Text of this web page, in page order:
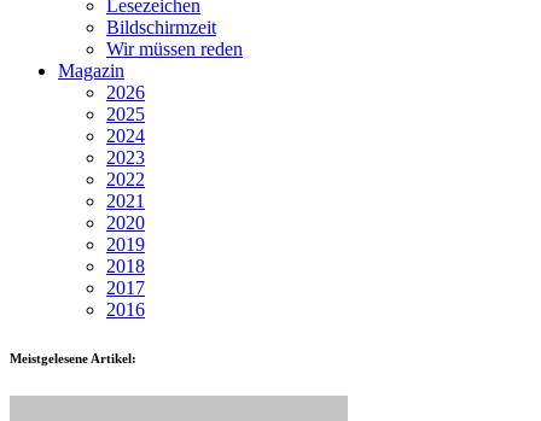
Lesezeichen
Bildschirmzeit
Wir müssen reden
Magazin
2026
2025
2024
2023
2022
2021
2020
2019
2018
2017
2016
Meistgelesene Artikel: